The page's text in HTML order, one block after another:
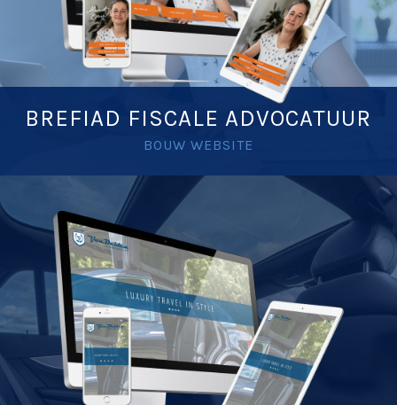
BREFIAD FISCALE ADVOCATUUR
BOUW WEBSITE